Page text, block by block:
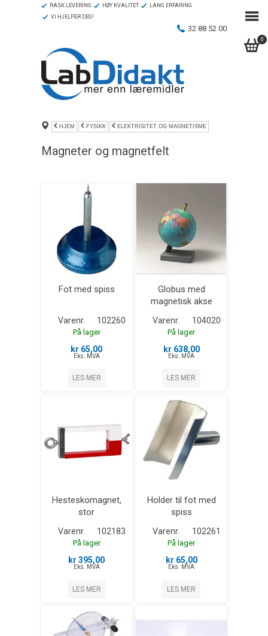
0
RASK LEVERING HØY KVALITET
LANG ERFARING
VI HJELPER DEG!
32 88 52 00
HJEM FYSIKK ELEKTRISITET OG MAGNETISME
Magneter og magnetfelt
Fot med spiss
Varenr. 102260
På lager
kr 65,00
Eks. MVA
LES MER
Globus med
magnetisk akse
Varenr. 104020
På lager
kr 638,00
Eks. MVA
LES MER
Hesteskomagnet,
stor
Varenr. 102183
På lager
kr 395,00
Eks. MVA
LES MER
Holder til fot med
spiss
Varenr. 102261
På lager
kr 65,00
Eks. MVA
LES MER